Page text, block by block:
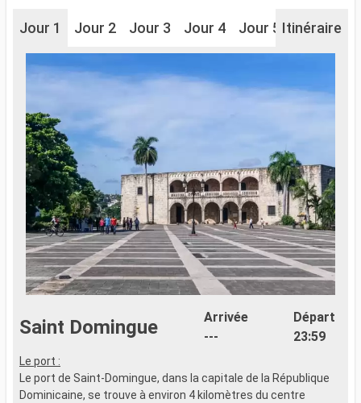
Jour 1 Jour 2 Jour 3 Jour 4 Jour 5 Jour 6
Itinéraire
Saint Domingue
Arrivée
---
Départ
23:59
Le port :
Le port de Saint-Domingue, dans la capitale de la République
Dominicaine, se trouve à environ 4 kilomètres du centre